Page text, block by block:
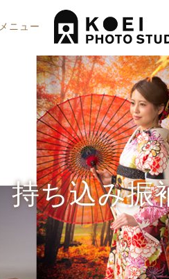
写真焼き増し（メールオーダ
ィール写真(アップスタイル)
ニュー
七五三
成人式
長寿祝い・記念
持ち込み振